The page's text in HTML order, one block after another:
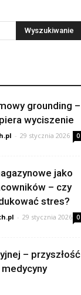
grounding –
wyciszenie
- 29 stycznia 2026 0
jako
– czy
stres?
- 29 stycznia 2026 0
– przyszłość